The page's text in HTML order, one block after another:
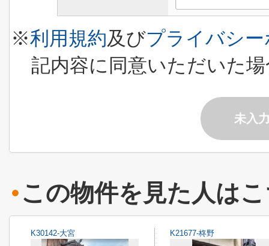
※利用規約及びプライバシ
記内容に同意いただいた
未入
この物件を見た人は
K30142-大宮 K21677-柊野